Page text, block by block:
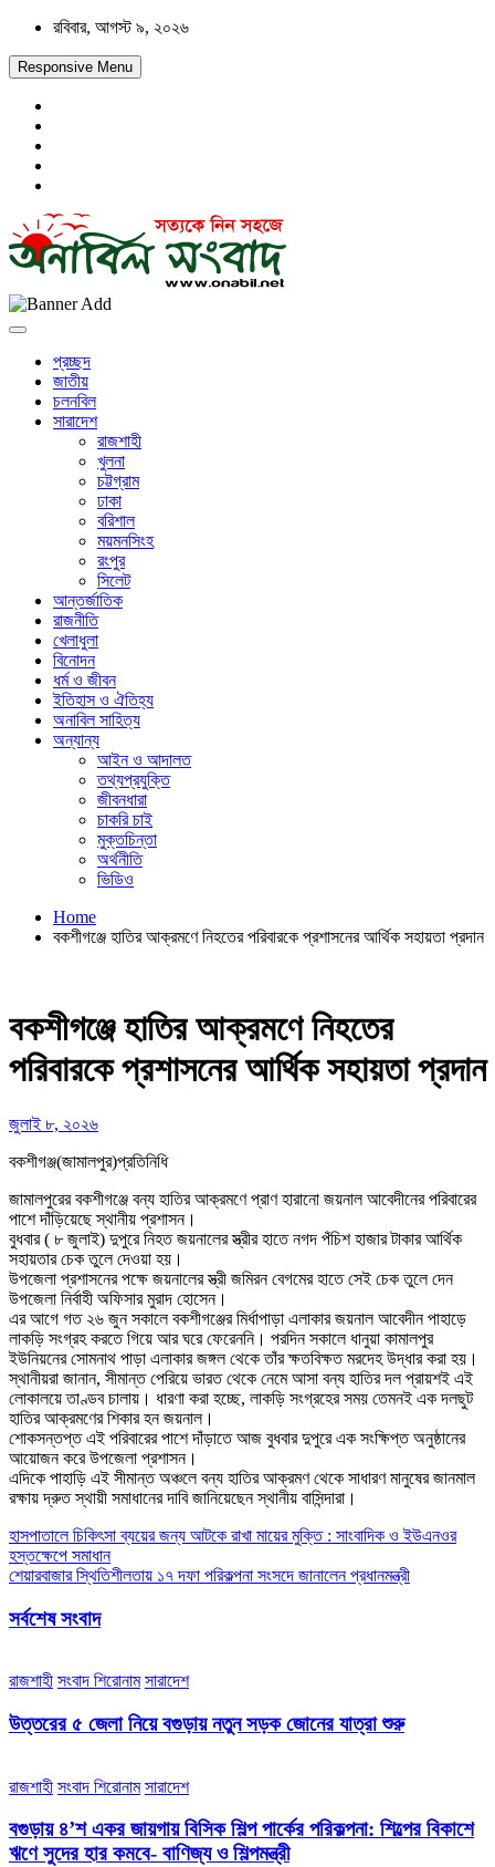
Skip
content
রবিবার, আগস্ট ৯, ২০২৬
Responsive Menu
অনাবিল সংবাদ
প্রচ্ছদ
জাতীয়
চলনবিল
সারাদেশ
রাজশাহী
খুলনা
চট্টগ্রাম
ঢাকা
বরিশাল
ময়মনসিংহ
রংপুর
সিলেট
আন্তর্জাতিক
রাজনীতি
খেলাধুলা
বিনোদন
ধর্ম ও জীবন
ইতিহাস ও ঐতিহ্য
অনাবিল সাহিত্য
অন্যান্য
আইন ও আদালত
তথ্যপ্রযুক্তি
জীবনধারা
চাকরি চাই
মুক্তচিন্তা
অর্থনীতি
ভিডিও
Home
বকশীগঞ্জে হাতির আক্রমণে নিহতের পরিবারকে প্রশাসনের আর্থিক সহায়তা প্রদান
বকশীগঞ্জে হাতির আক্রমণে নিহতের
পরিবারকে প্রশাসনের আর্থিক সহায়তা প্রদান
জুলাই ৮, ২০২৬
বকশীগঞ্জ(জামালপুর)প্রতিনিধি
জামালপুরের বকশীগঞ্জে বন্য হাতির আক্রমণে প্রাণ হারানো জয়নাল আবেদীনের পরিবারের
পাশে দাঁড়িয়েছে স্থানীয় প্রশাসন।
বুধবার ( ৮ জুলাই) দুপুরে নিহত জয়নালের স্ত্রীর হাতে নগদ পঁচিশ হাজার টাকার আর্থিক
সহায়তার চেক তুলে দেওয়া হয়।
উপজেলা প্রশাসনের পক্ষে জয়নালের স্ত্রী জমিরন বেগমের হাতে সেই চেক তুলে দেন
উপজেলা নির্বাহী অফিসার মুরাদ হোসেন।
এর আগে গত ২৬ জুন সকালে বকশীগঞ্জের মির্ধাপাড়া এলাকার জয়নাল আবেদীন পাহাড়ে
লাকড়ি সংগ্রহ করতে গিয়ে আর ঘরে ফেরেননি। পরদিন সকালে ধানুয়া কামালপুর
ইউনিয়নের সোমনাথ পাড়া এলাকার জঙ্গল থেকে তাঁর ক্ষতবিক্ষত মরদেহ উদ্ধার করা হয়।
স্থানীয়রা জানান, সীমান্ত পেরিয়ে ভারত থেকে নেমে আসা বন্য হাতির দল প্রায়শই এই
লোকালয়ে তাণ্ডব চালায়। ধারণা করা হচ্ছে, লাকড়ি সংগ্রহের সময় তেমনই এক দলছুট
হাতির আক্রমণের শিকার হন জয়নাল।
শোকসন্তপ্ত এই পরিবারের পাশে দাঁড়াতে আজ বুধবার দুপুরে এক সংক্ষিপ্ত অনুষ্ঠানের
আয়োজন করে উপজেলা প্রশাসন।
এদিকে পাহাড়ি এই সীমান্ত অঞ্চলে বন্য হাতির আক্রমণ থেকে সাধারণ মানুষের জানমাল
রক্ষায় দ্রুত স্থায়ী সমাধানের দাবি জানিয়েছেন স্থানীয় বাসিন্দারা।
Post
navigation
হাসপাতালে চিকিৎসা ব্যয়ের জন্য আটকে রাখা মায়ের মুক্তি : সাংবাদিক ও ইউএনওর
হস্তক্ষেপে সমাধান
শেয়ারবাজার স্থিতিশীলতায় ১৭ দফা পরিকল্পনা সংসদে জানালেন প্রধানমন্ত্রী
সর্বশেষ সংবাদ
রাজশাহী সংবাদ শিরোনাম সারাদেশ
উত্তরের ৫ জেলা নিয়ে বগুড়ায় নতুন সড়ক জোনের যাত্রা শুরু
রাজশাহী সংবাদ শিরোনাম সারাদেশ
বগুড়ায় ৪’শ একর জায়গায় বিসিক শিল্প পার্কের পরিকল্পনা: শিল্পের বিকাশে
ঋণে সুদের হার কমবে- বাণিজ্য ও শিল্পমন্ত্রী